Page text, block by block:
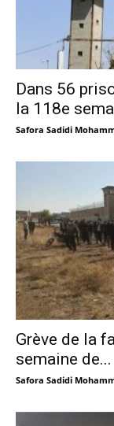
Dans 56
la 118e
Safora Sadidi
Grève de la
semaine de...
Safora Sadidi